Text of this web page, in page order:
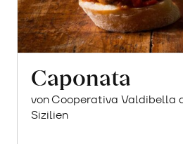
Caponata
von Cooperativa Valdibella
Sizilien